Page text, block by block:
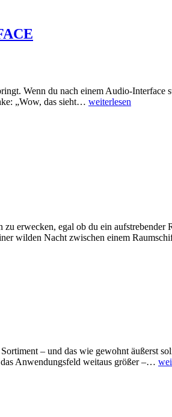
Wenn du nach einem Audio-Interface
„Wow, das sieht… TICKET
weiterlesen
erwecken, egal ob du ein aufstrebender
wilden Nacht zwischen einem
– und das wie gewohnt äußerst
Anwendungsfeld weitaus größer –…